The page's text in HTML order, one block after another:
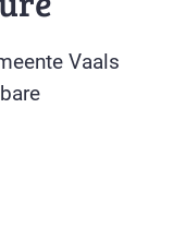
Vaals